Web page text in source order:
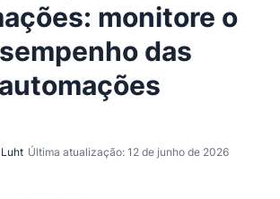
monitore o
das
automações
Última atualização: 12 de junho de 2026